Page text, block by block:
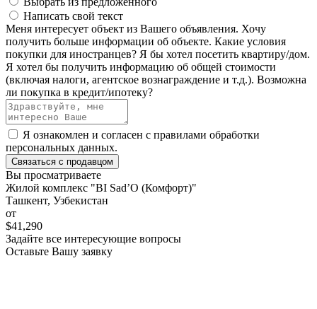
Написать свой текст
Меня интересует объект из Вашего объявления. Хочу
получить больше информации об объекте. Какие условия
покупки для иностранцев? Я бы хотел посетить квартиру/дом.
Я хотел бы получить информацию об общей стоимости
(включая налоги, агентское вознаграждение и т.д.). Возможна
ли покупка в кредит/ипотеку?
Я ознакомлен и согласен с правилами обработки
персональных данных.
Связаться с продавцом
Вы просматриваете
Жилой комплекс "BI Sad’O (Комфорт)"
Ташкент, Узбекистан
от
$41,290
Задайте все интересующие вопросы
Оставьте Вашу заявку